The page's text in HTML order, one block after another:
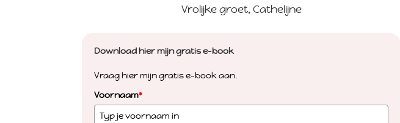
Vrolijke groet, Cathelijne
Download hier mijn gratis e-book
Vraag hier mijn gratis e-book aan.
Voornaam*